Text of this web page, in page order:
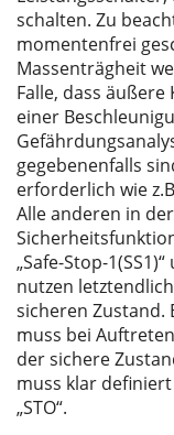
schalten. Zu
momentenfrei
Massenträgheit
Falle, dass
einer
gegebenenfalls
erforderlich wie
Alle anderen in
„Safe-Stop-
nutzen
sicheren Zustand.
muss bei
der sichere
muss klar
„STO“.